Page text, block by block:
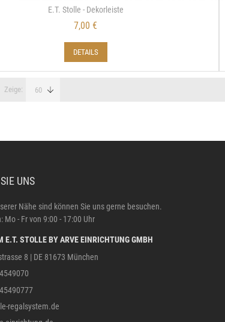
E.T. Stolle - Dekorleiste
7,00 €
DETAILS
Zeige
UNS
Nähe sind können Sie uns gerne besuchen.
Mo - Fr von 9:00 - 17:00 Uhr
E.T. STOLLE BY ARVE EINRICHTUNG GMBH
8 | DE 81673 München
regalsystem.de